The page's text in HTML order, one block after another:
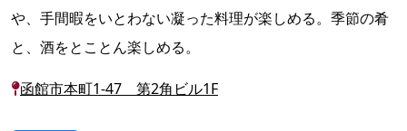
や、手間暇をいとわない凝った料理が楽しめる。季節の肴
と、酒をとことん楽しめる。
函館市本町1-47 第2角ビル1F